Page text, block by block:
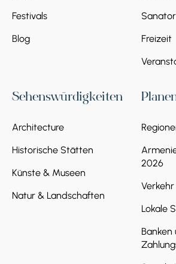
Festivals
Blog
Freizeit
Sehenswürdigkeiten
Architecture
Historische Stätten
Künste & Museen
Natur & Landschaften
2026
Lokale
Banken